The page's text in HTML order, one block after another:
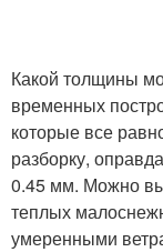
Какой толщины
временных
которые все
разборку,
0.45 мм. Можно
теплых
умеренными